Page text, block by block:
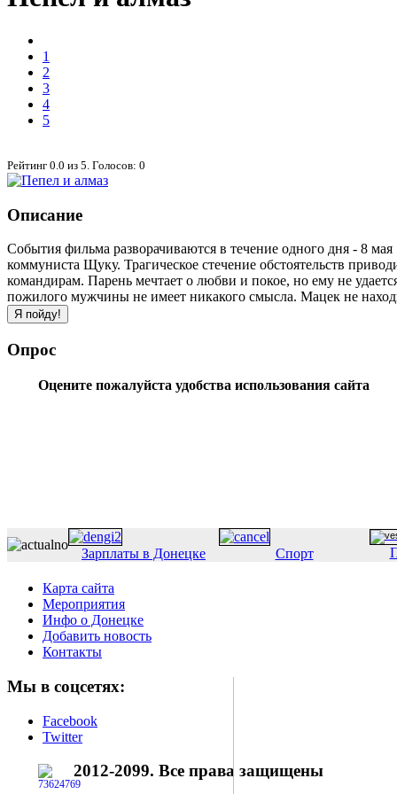
1
2
3
4
5
Рейтинг 0.0 из 5 . Голосов: 0
Описание
События фильма разворачиваются в течение одного дня - 8
коммуниста Щуку. Трагическое стечение обстоятельств
командирам. Парень мечтает о любви и покое, но ему не
пожилого мужчины не имеет никакого смысла. Мацек не
Опрос
Оцените пожалуйста удобства использования сайта
Зарплаты в Донецке Спорт
Карта сайта
Мероприятия
Инфо о Донецке
Добавить новость
Контакты
Мы в соцсетях:
Facebook
Twitter
2012-2099. Все права защищены